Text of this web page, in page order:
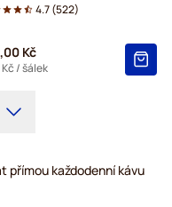
4.7(522)
Kč
/ šálek
každodenní kávu